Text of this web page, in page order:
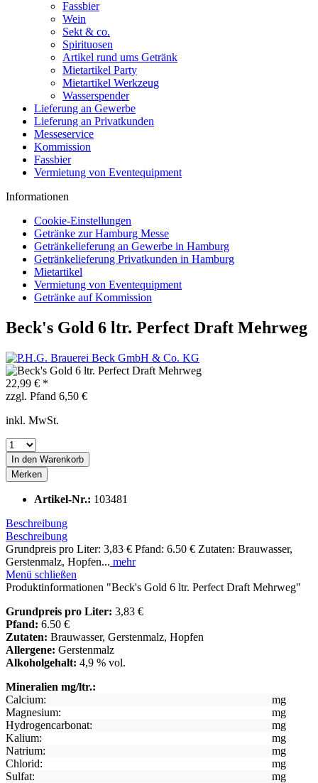
Fassbier
Wein
Sekt & co.
Spirituosen
Artikel rund ums Getränk
Mietartikel Party
Mietartikel Werkzeug
Wasserspender
Lieferung an Gewerbe
Lieferung an Privatkunden
Messeservice
Kommission
Fassbier
Vermietung von Eventequipment
Informationen
Cookie-Einstellungen
Getränke zur Hamburg Messe
Getränkelieferung an Gewerbe in Hamburg
Getränkelieferung Privatkunden in Hamburg
Mietartikel
Vermietung von Eventequipment
Getränke auf Kommission
Beck's Gold 6 ltr. Perfect Draft Mehrweg
22,99 € *
zzgl. Pfand 6,50 €
inkl. MwSt.
In den Warenkorb
Merken
Artikel-Nr.: 103481
Beschreibung
Beschreibung
Grundpreis pro Liter: 3,83 € Pfand: 6.50 € Zutaten: Brauwasser,
Gerstenmalz, Hopfen... mehr
Menü schließen
Produktinformationen "Beck's Gold 6 ltr. Perfect Draft Mehrweg"
Grundpreis pro Liter: 3,83 €
Pfand: 6.50 €
Zutaten: Brauwasser, Gerstenmalz, Hopfen
Allergene: Gerstenmalz
Alkoholgehalt: 4,9 % vol.
Mineralien mg/ltr.:
Calcium:
mg
Magnesium:
mg
Hydrogencarbonat:
mg
Kalium:
mg
Natrium:
mg
Chlorid:
mg
Sulfat:
mg